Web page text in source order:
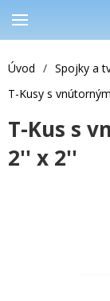
Úvod / Spojky a
T-Kusy s
T-Kus s
2'' x 2''